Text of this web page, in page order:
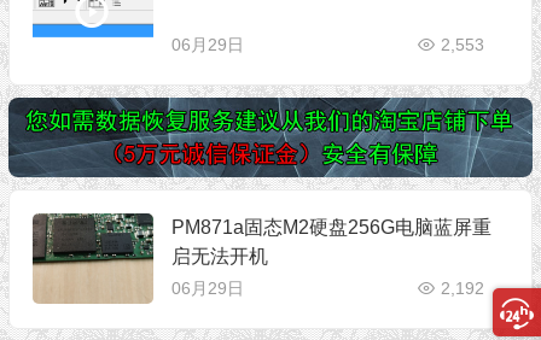
06月29日 2,553
PM871a固态M2硬盘256G电脑蓝屏重
启无法开机
06月29日 2,192